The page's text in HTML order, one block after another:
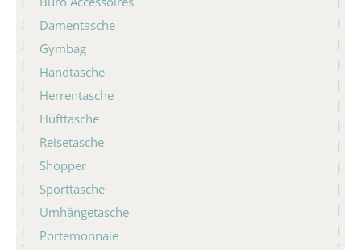
Damentasche
Gymbag
Handtasche
Herrentasche
Hüfttasche
Reisetasche
Shopper
Sporttasche
Umhängetasche
Portemonnaie